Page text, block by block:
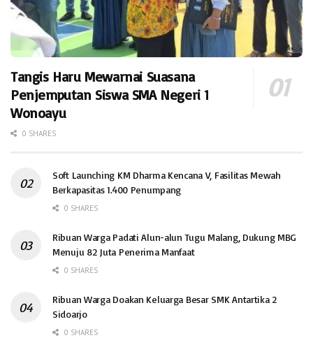
Tangis Haru Mewarnai Suasana
Penjemputan Siswa SMA Negeri 1
Wonoayu
0 SHARES
Soft Launching KM Dharma Kencana V, Fasilitas Mewah
Berkapasitas 1.400 Penumpang
0 SHARES
Ribuan Warga Padati Alun-alun Tugu Malang, Dukung MBG
Menuju 82 Juta Penerima Manfaat
0 SHARES
Ribuan Warga Doakan Keluarga Besar SMK Antartika 2
Sidoarjo
0 SHARES